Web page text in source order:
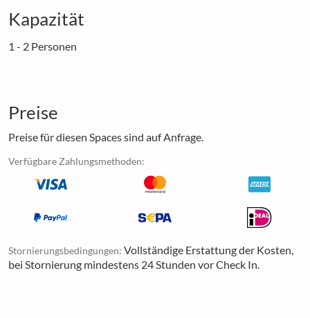
Kapazität
1 - 2 Personen
Preise
Preise für diesen Spaces sind auf Anfrage.
Verfügbare Zahlungsmethoden:
Stornierungsbedingungen: Vollständige Erstattung der Kosten,
bei Stornierung mindestens 24 Stunden vor Check In.